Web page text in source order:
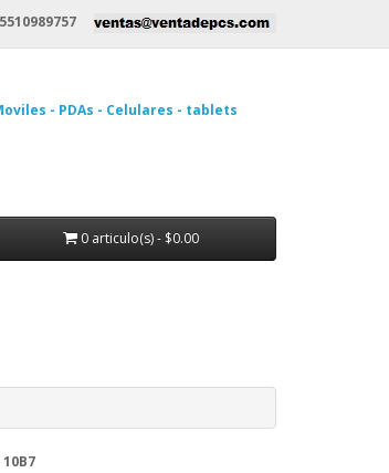
- PDAs - Celulares - tablets
0 articulo(s) - $0.00